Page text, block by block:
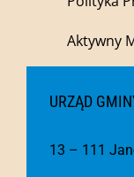
Aktywny
URZĄD
13 – 111